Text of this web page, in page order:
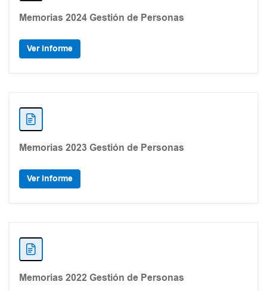
Memorias 2024 Gestión de Personas
Ver Informe
Memorias 2023 Gestión de Personas
Ver Informe
Memorias 2022 Gestión de Personas